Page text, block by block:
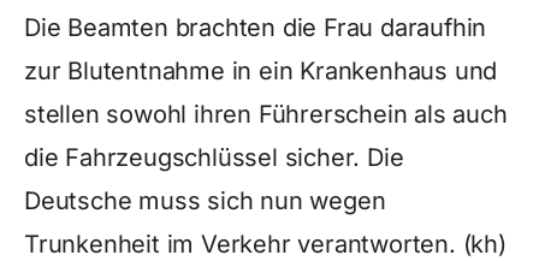
Die Beamten brachten die Frau daraufhin
zur Blutentnahme in ein Krankenhaus und
stellen sowohl ihren Führerschein als auch
die Fahrzeugschlüssel sicher. Die
Deutsche muss sich nun wegen
Trunkenheit im Verkehr verantworten. (kh)